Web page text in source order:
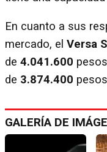
En cuanto a sus
mercado, el Versa
de 4.041.600
de 3.874.400
GALERÍA DE